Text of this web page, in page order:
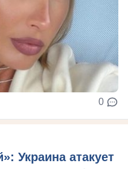
0
Украина атакует